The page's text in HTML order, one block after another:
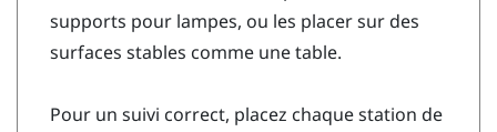
supports pour lampes, ou les placer sur des
surfaces stables comme une table.
Pour un suivi correct, placez chaque station de